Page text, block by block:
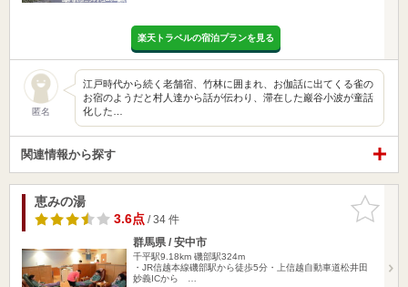
楽天トラベルの宿泊プランを見る
匿名
江戸時代から続く老舗宿、竹林に囲まれ、お伽話に出てくる雀の
お宿のようだと村人達から話が伝わり、滞在した巖谷小波が童話
化した…
関連情報から探す
お気に入
りに追加
恵みの湯
3.6点/ 34 件
群馬県 / 安中市
千平駅9.18km 磯部駅324m
・JR信越本線磯部駅から徒歩5分・上信越自動車道松井田
妙義ICから …